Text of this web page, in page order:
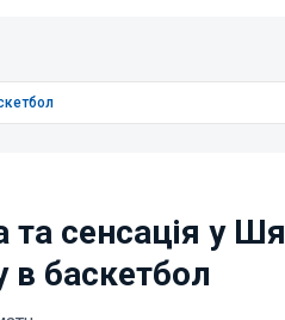
сенсація у
в баскетбол